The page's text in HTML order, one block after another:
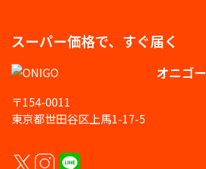
スーパー価格で、すぐ届く
オニゴー
〒154-0011
東京都世田谷区上馬1-17-5